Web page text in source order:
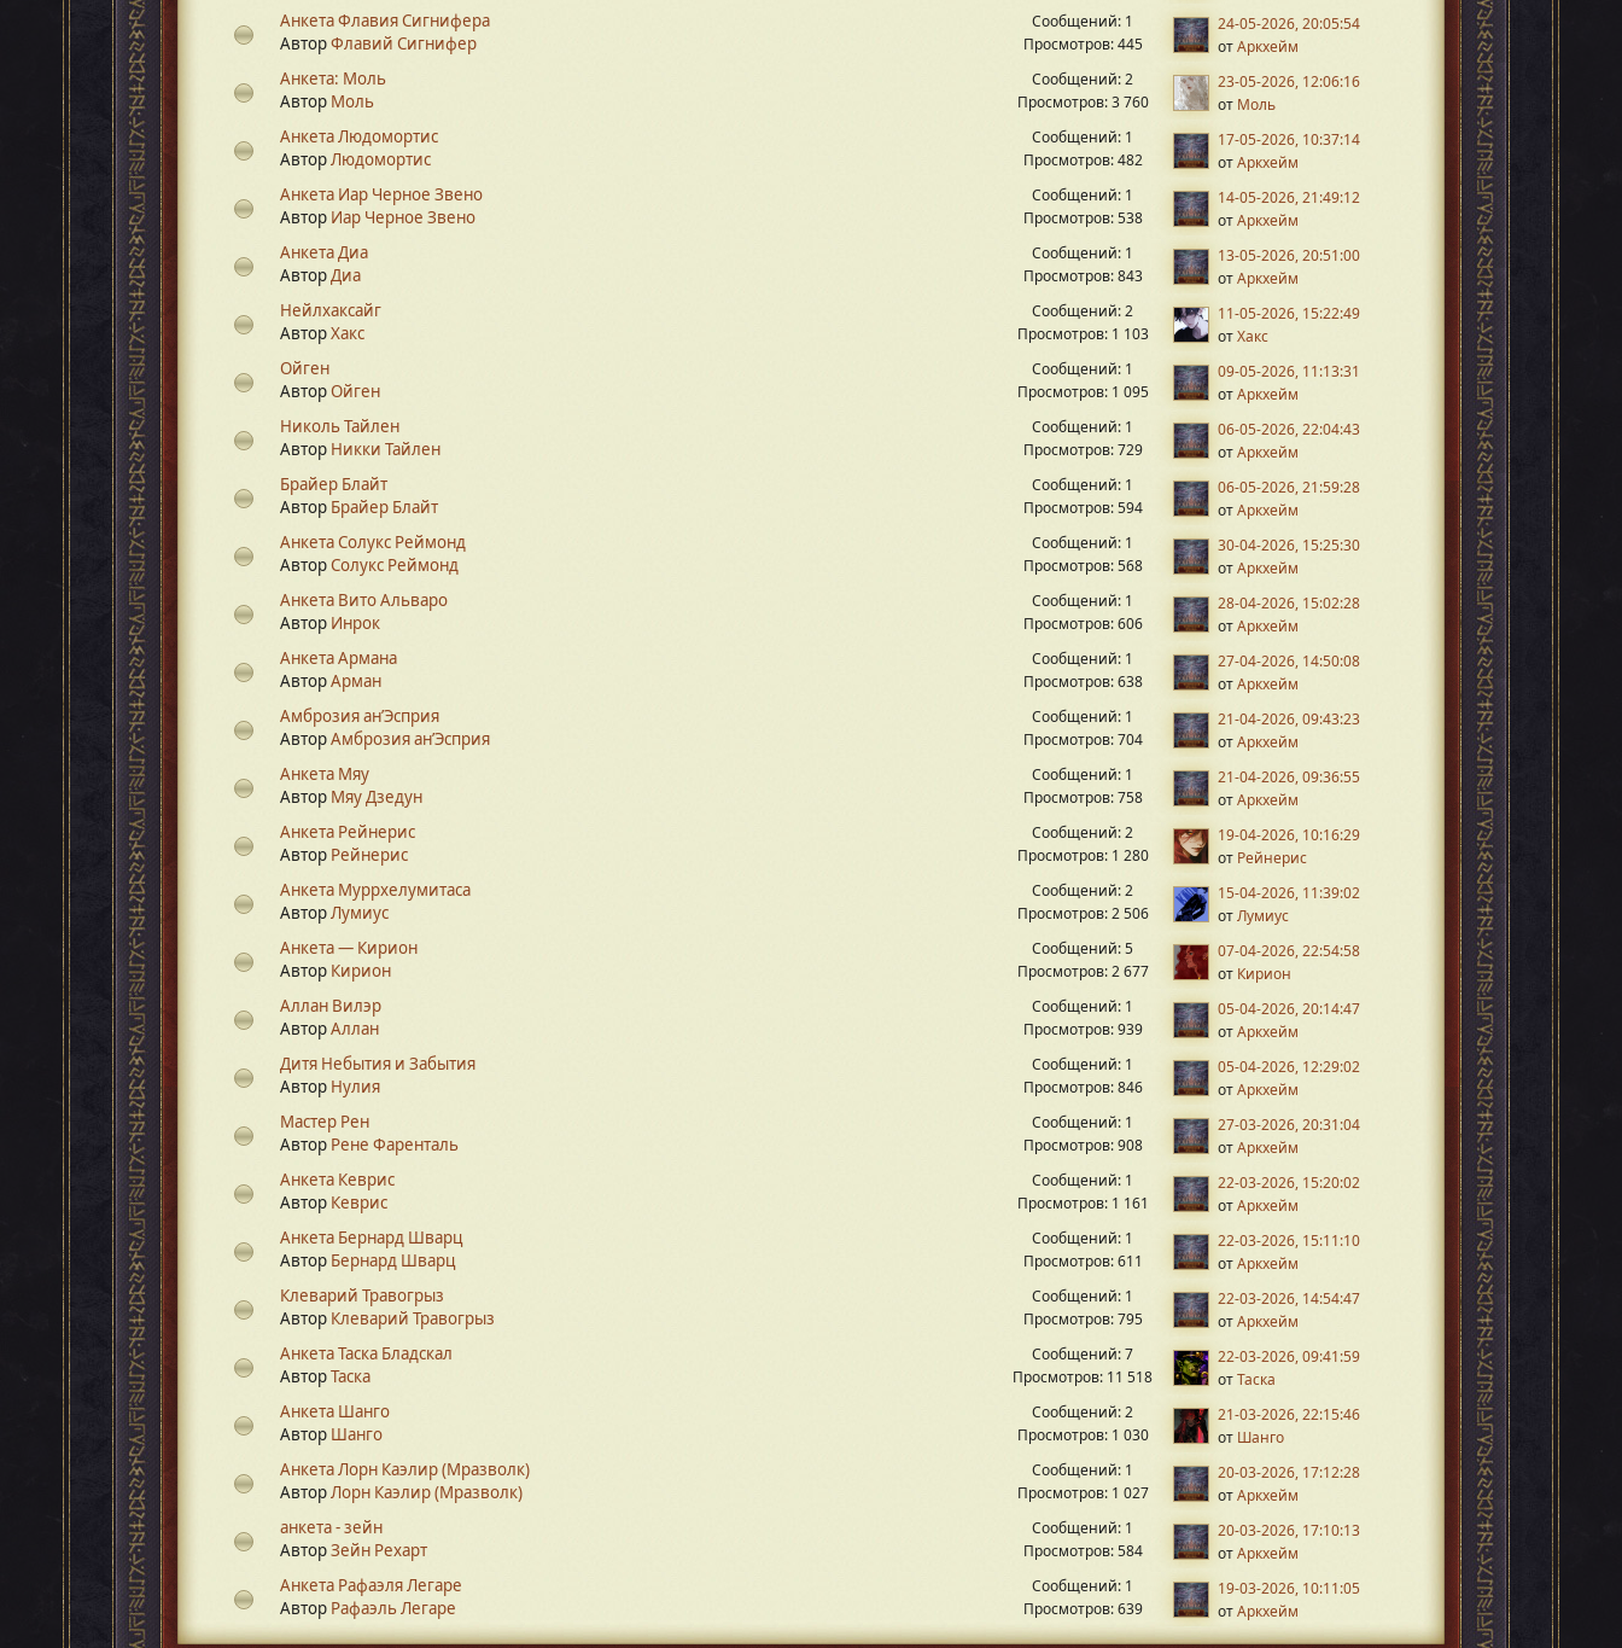
Анкета Флавия Сигнифера
АвторФлавий Сигнифер
Сообщений: 1
Просмотров: 445
24-05-2026, 20:05:54
отАркхейм
Анкета: Моль
Автор Моль
Сообщений: 2
Просмотров: 3 760
23-05-2026, 12:06:16
от Моль
Анкета Людомортис
АвторЛюдомортис
Сообщений: 1
Просмотров: 482
17-05-2026, 10:37:14
отАркхейм
Анкета Иар Черное Звено
Автор Иар Черное Звено
Сообщений: 1
Просмотров: 538
14-05-2026, 21:49:12
отАркхейм
Анкета Диа
АвторДиа
Сообщений: 1
Просмотров: 843
13-05-2026, 20:51:00
отАркхейм
Нейлхаксайг
АвторХакс
Сообщений: 2
Просмотров: 1 103
11-05-2026, 15:22:49
отХакс
Ойген
АвторОйген
Сообщений: 1
Просмотров: 1 095
09-05-2026, 11:13:31
отАркхейм
Николь Тайлен
Автор Никки Тайлен
Сообщений: 1
Просмотров: 729
06-05-2026, 22:04:43
отАркхейм
Брайер Блайт
Автор Брайер Блайт
Сообщений: 1
Просмотров: 594
06-05-2026, 21:59:28
отАркхейм
Анкета Солукс Реймонд
АвторСолукс Реймонд
Сообщений: 1
Просмотров: 568
30-04-2026, 15:25:30
отАркхейм
Анкета Вито Альваро
Автор Инрок
Сообщений: 1
Просмотров: 606
28-04-2026, 15:02:28
отАркхейм
Анкета Армана
АвторАрман
Сообщений: 1
Просмотров: 638
27-04-2026, 14:50:08
отАркхейм
Амброзия ан’Эсприя
АвторАмброзия ан’Эсприя
Сообщений: 1
Просмотров: 704
21-04-2026, 09:43:23
отАркхейм
Анкета Мяу
Автор Мяу Дзедун
Сообщений: 1
Просмотров: 758
21-04-2026, 09:36:55
отАркхейм
Анкета Рейнерис
Автор Рейнерис
Сообщений: 2
Просмотров: 1 280
19-04-2026, 10:16:29
от Рейнерис
Анкета Муррхелумитаса
АвторЛумиус
Сообщений: 2
Просмотров: 2 506
15-04-2026, 11:39:02
отЛумиус
Анкета — Кирион
Автор Кирион
Сообщений: 5
Просмотров: 2 677
07-04-2026, 22:54:58
от Кирион
Аллан Вилэр
АвторАллан
Сообщений: 1
Просмотров: 939
05-04-2026, 20:14:47
отАркхейм
Дитя Небытия и Забытия
Автор Нулия
Сообщений: 1
Просмотров: 846
05-04-2026, 12:29:02
отАркхейм
Мастер Рен
Автор Рене Фаренталь
Сообщений: 1
Просмотров: 908
27-03-2026, 20:31:04
отАркхейм
Анкета Кеврис
Автор Кеврис
Сообщений: 1
Просмотров: 1 161
22-03-2026, 15:20:02
отАркхейм
Анкета Бернард Шварц
Автор Бернард Шварц
Сообщений: 1
Просмотров: 611
22-03-2026, 15:11:10
отАркхейм
Клеварий Травогрыз
Автор Клеварий Травогрыз
Сообщений: 1
Просмотров: 795
22-03-2026, 14:54:47
отАркхейм
Анкета Таска Бладскал
АвторТаска
Сообщений: 7
Просмотров: 11 518
22-03-2026, 09:41:59
отТаска
Анкета Шанго
Автор Шанго
Сообщений: 2
Просмотров: 1 030
21-03-2026, 22:15:46
от Шанго
Анкета Лорн Каэлир (Мразволк)
АвторЛорн Каэлир (Мразволк)
Сообщений: 1
Просмотров: 1 027
20-03-2026, 17:12:28
отАркхейм
анкета - зейн
АвторЗейн Рехарт
Сообщений: 1
Просмотров: 584
20-03-2026, 17:10:13
отАркхейм
Анкета Рафаэля Легаре
Автор Рафаэль Легаре
Сообщений: 1
Просмотров: 639
19-03-2026, 10:11:05
отАркхейм